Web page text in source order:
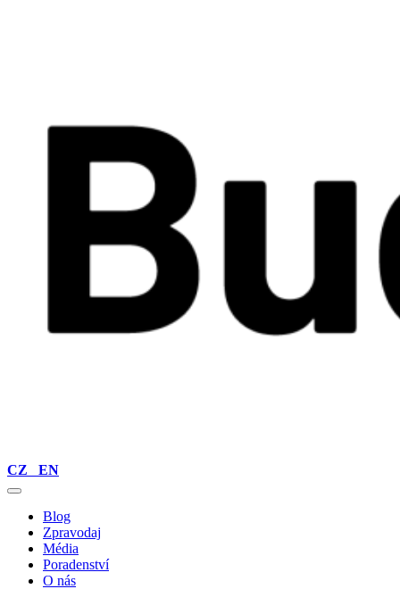
CZ EN
Blog
Zpravodaj
Média
Poradenství
O nás